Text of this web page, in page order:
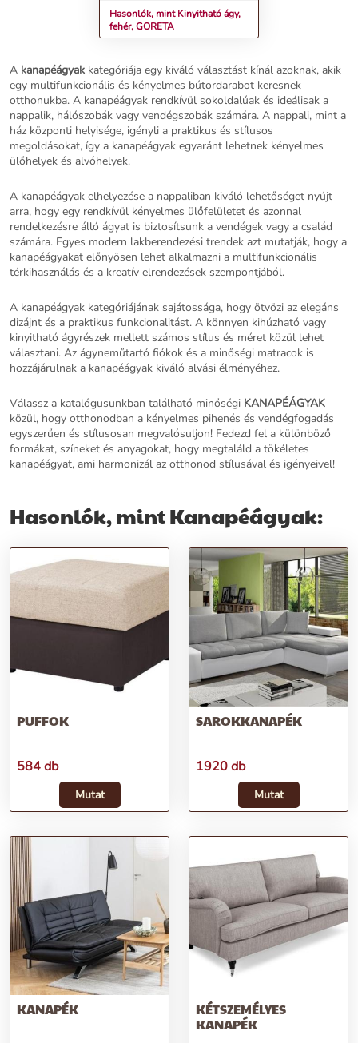
Hasonlók, mint Kinyitható ágy,
fehér, GORETA
A kanapéágyak kategóriája egy kiváló választást kínál azoknak, akik
egy multifunkcionális és kényelmes bútordarabot keresnek
otthonukba. A kanapéágyak rendkívül sokoldalúak és ideálisak a
nappalik, hálószobák vagy vendégszobák számára. A nappali, mint a
ház központi helyisége, igényli a praktikus és stílusos
megoldásokat, így a kanapéágyak egyaránt lehetnek kényelmes
ülőhelyek és alvóhelyek.
A kanapéágyak elhelyezése a nappaliban kiváló lehetőséget nyújt
arra, hogy egy rendkívül kényelmes ülőfelületet és azonnal
rendelkezésre álló ágyat is biztosítsunk a vendégek vagy a család
számára. Egyes modern lakberendezési trendek azt mutatják, hogy a
kanapéágyakat előnyösen lehet alkalmazni a multifunkcionális
térkihasználás és a kreatív elrendezések szempontjából.
A kanapéágyak kategóriájának sajátossága, hogy ötvözi az elegáns
dizájnt és a praktikus funkcionalitást. A könnyen kihúzható vagy
kinyitható ágyrészek mellett számos stílus és méret közül lehet
választani. Az ágyneműtartó fiókok és a minőségi matracok is
hozzájárulnak a kanapéágyak kiváló alvási élményéhez.
Válassz a katalógusunkban található minőségi KANAPÉÁGYAK
közül, hogy otthonodban a kényelmes pihenés és vendégfogadás
egyszerűen és stílusosan megvalósuljon! Fedezd fel a különböző
formákat, színeket és anyagokat, hogy megtaláld a tökéletes
kanapéágyat, ami harmonizál az otthonod stílusával és igényeivel!
Hasonlók, mint Kanapéágyak:
PUFFOK
584 db
Mutat
SAROKKANAPÉK
1920 db
Mutat
KANAPÉK
KÉTSZEMÉLYES
KANAPÉK